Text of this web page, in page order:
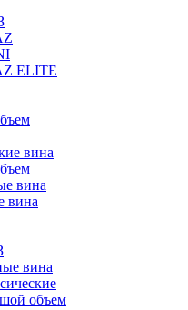
ELITE
вина
вина
вина
вина
объем